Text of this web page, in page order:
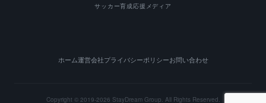
サッカー育成応援メディア
ホーム運営会社プライバシーポリシーお問い合わせ
Copyright © 2019-2026 StayDream Group. All Rights Reserved.